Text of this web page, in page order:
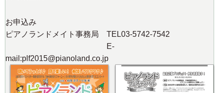
お申込み
ピアノランドメイト事務局 TEL03-5742-7542
E-
mail:plf2015@pianoland.co.jp